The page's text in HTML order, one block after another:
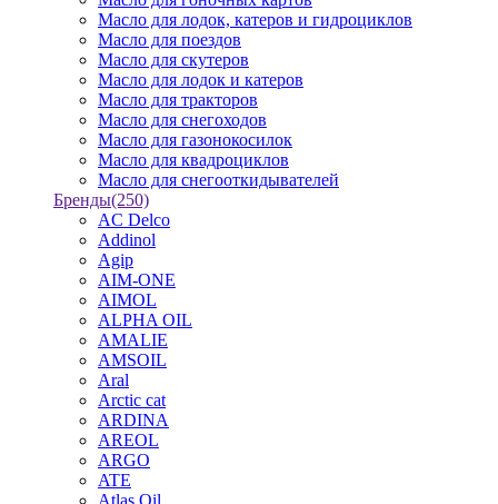
Масло для лодок, катеров и гидроциклов
Масло для поездов
Масло для скутеров
Масло для лодок и катеров
Масло для тракторов
Масло для снегоходов
Масло для газонокосилок
Масло для квадроциклов
Масло для снегооткидывателей
Бренды(250)
AC Delco
Addinol
Agip
AIM-ONE
AIMOL
ALPHA OIL
AMALIE
AMSOIL
Aral
Arctic cat
ARDINA
AREOL
ARGO
ATE
Atlas Oil